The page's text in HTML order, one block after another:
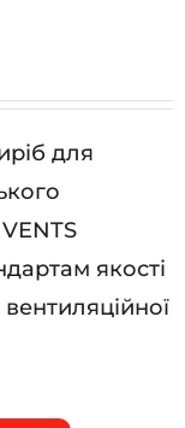
для
якості